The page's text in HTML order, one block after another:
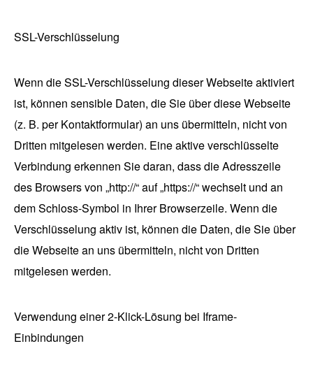
SSL-Verschlüsselung
Wenn die SSL-Verschlüsselung dieser Webseite aktiviert
ist, können sensible Daten, die Sie über diese Webseite
(z. B. per Kontaktformular) an uns übermitteln, nicht von
Dritten mitgelesen werden. Eine aktive verschlüsselte
Verbindung erkennen Sie daran, dass die Adresszeile
des Browsers von „http://“ auf „https://“ wechselt und an
dem Schloss-Symbol in Ihrer Browserzeile. Wenn die
Verschlüsselung aktiv ist, können die Daten, die Sie über
die Webseite an uns übermitteln, nicht von Dritten
mitgelesen werden.
Verwendung einer 2-Klick-Lösung bei Iframe-
Einbindungen